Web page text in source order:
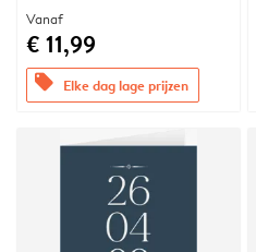
Vanaf
€ 11,99
offers Elke dag lage prijzen